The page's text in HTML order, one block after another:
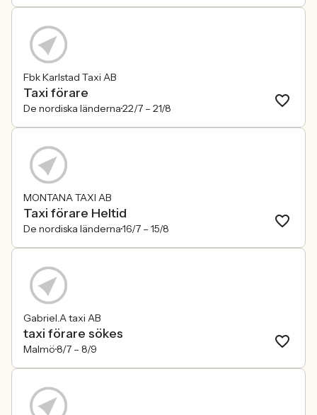
Fbk Karlstad Taxi AB
Taxi förare
De nordiska länderna22/7 – 21/8
MONTANA TAXI AB
Taxi förare Heltid
De nordiska länderna16/7 – 15/8
Gabriel.A taxi AB
taxi förare sökes
Malmö8/7 – 8/9